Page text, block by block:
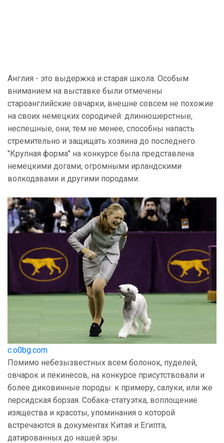
Англия - это выдержка и старая школа. Особым
вниманием на выставке были отмечены
староанглийские овчарки, внешне совсем не похожие
на своих немецких сородичей: длинношерстные,
неспешные, они, тем не менее, способны напасть
стремительно и защищать хозяина до последнего.
"Крупная форма" на конкурсе была представлена
немецкими догами, огромными ирландскими
волкодавами и другими породами.
c.o0bg.com
Помимо небезызвестных всем болонок, пуделей,
овчарок и пекинесов, на конкурсе присутствовали и
более диковинные породы: к примеру, салуки, или же
персидская борзая. Собака-статуэтка, воплощение
изящества и красоты, упоминания о которой
встречаются в документах Китая и Египта,
датированных до нашей эры.